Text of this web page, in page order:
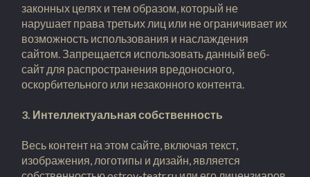
законных целях и тем образом, который не
нарушает права третьих лиц или не ограничивает их
возможность использования и наслаждения
сайтом. Запрещается использовать данный веб-
сайт для распространения вредоносного,
оскорбительного или незаконного контента.
3. Интеллектуальная собственность
Весь контент на этом сайте, включая текст,
изображения, логотипы и дизайн, является